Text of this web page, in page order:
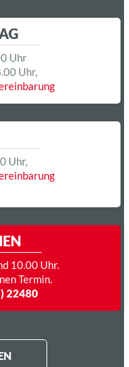
Uhr
Uhr,
Uhr,
10.00 Uhr.
Termin.
22480